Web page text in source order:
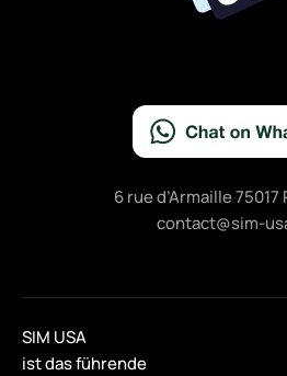
6 rue d’Armaille
contact@sim-
SIM USA
ist das führende